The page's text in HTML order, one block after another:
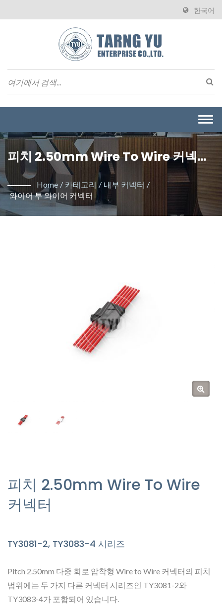
한국어
피치 2.50mm Wire To Wire 커넥터
TY3081-2. / 대만의 와이어 투 보드 커
넥터 제조업체 | Tarng Yu
Enterprise (TYU)
Home / 카테고리 / 내부 커넥터 /
와이어 투 와이어 커넥터
피치 2.50mm Wire To Wire
커넥터
TY3081-2, TY3083-4 시리즈
Pitch 2.50mm 다중 회로 압착형 Wire to Wire 커넥터의 피치
범위에는 두 가지 다른 커넥터 시리즈인 TY3081-2와
TY3083-4가 포함되어 있습니다.